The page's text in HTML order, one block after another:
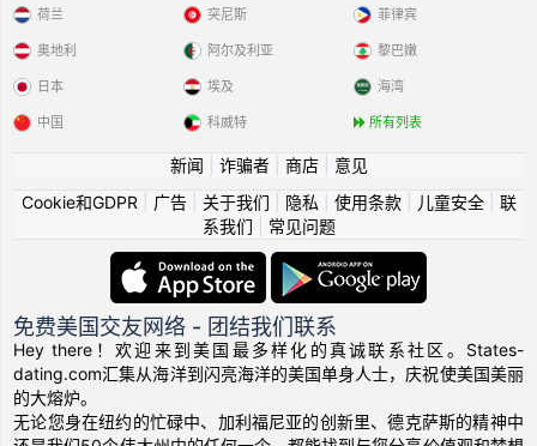
荷兰
奥地利
日本
中国
突尼斯
阿尔及利亚
埃及
科威特
菲律宾
黎巴嫩
海湾
所有列表
新闻 诈骗者| 商店| 意见
Cookie和GDPR
广告| 关于我们 隐私 使用条款| 儿童安全| 联
系我们
常见问题
免费美国交友网络 - 团结我们联系
Hey there！欢迎来到美国最多样化的真诚联系社区。States-
dating.com汇集从海洋到闪亮海洋的美国单身人士，庆祝使美国美丽
的大熔炉。
无论您身在纽约的忙碌中、加利福尼亚的创新里、德克萨斯的精神中